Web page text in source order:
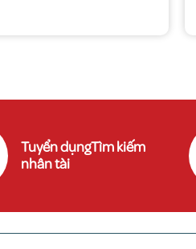
Tuyển dụngTìm kiếm
nhân tài